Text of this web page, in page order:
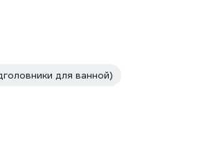
для ванной)